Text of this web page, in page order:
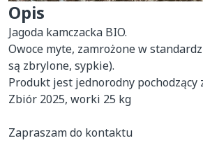
Opis
Jagoda kamczacka BIO.
Owoce myte, zamrożone w
są zbrylone, sypkie).
Produkt jest jednorodny pochodzący
Zbiór 2025, worki 25 kg
Zapraszam do kontaktu